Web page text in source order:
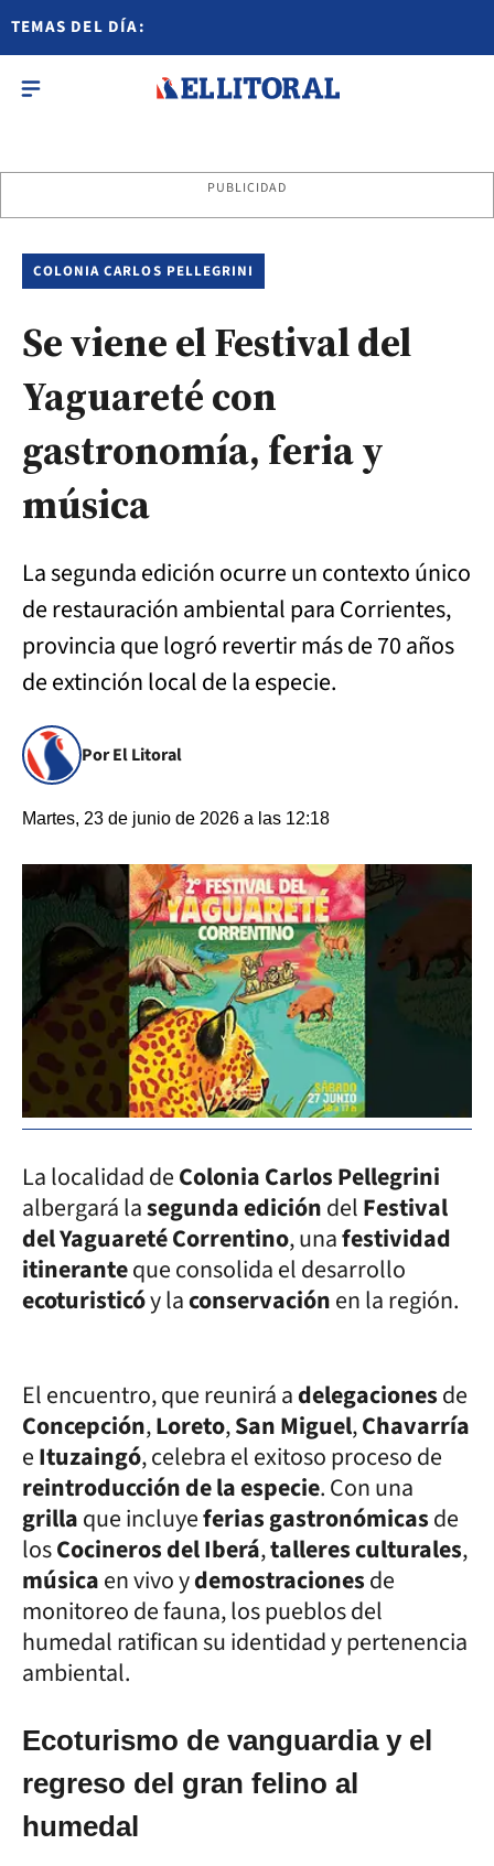
TEMAS DEL DÍA:
PUBLICIDAD
COLONIA CARLOS PELLEGRINI
Se viene el Festival del
Yaguareté con
gastronomía, feria y
música
La segunda edición ocurre un contexto único
de restauración ambiental para Corrientes,
provincia que logró revertir más de 70 años
de extinción local de la especie.
Por El Litoral
Martes, 23 de junio de 2026 a las 12:18
La localidad deColonia Carlos Pellegrini
albergará lasegunda edicióndelFestival
del Yaguareté Correntino, unafestividad
itineranteque consolida el desarrollo
ecoturisticóy laconservaciónen la región.
El encuentro, que reunirá adelegacionesde
Concepción,Loreto,San Miguel,Chavarría
eItuzaingó, celebra el exitoso proceso de
reintroducción de la especie. Con una
grillaque incluyeferias gastronómicasde
losCocineros del Iberá,talleres culturales,
músicaen vivo ydemostracionesde
monitoreo de fauna, los pueblos del
humedal ratifican su identidad y pertenencia
ambiental.
Ecoturismo de vanguardia y el
regreso del gran felino al
humedal